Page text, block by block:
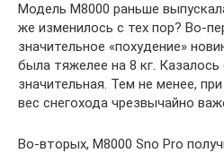
Модель М8000 раньше
же изменилось с тех пор? Во-
значительное «похудение»
была тяжелее на 8 кг.
значительная. Тем не менее,
вес снегохода чрезвычайно
Во-вторых, М8000 Sno Pro